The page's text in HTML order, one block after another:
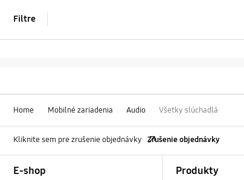
Filtre
Home Mobilné zariadenia Audio Všetky slúchadlá
Kliknite sem pre zrušenie objednávky Zrušenie objednávky
E-shop Produkty